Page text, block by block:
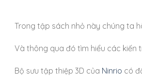
Trong tập sách nhỏ này chúng ta
Và thông qua đó tìm hiểu các kiến
Bộ sưu tập thiệp 3D của Ninrio có